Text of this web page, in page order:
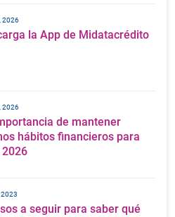
2026
la App de Midatacrédito
2026
de mantener
hábitos financieros para
2023
a seguir para saber qué